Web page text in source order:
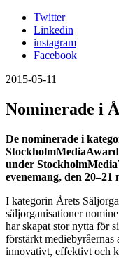
Twitter
Linkedin
instagram
Facebook
2015-05-11
Nominerade i
De nominerade i
under
evenemang, den
I kategorin Årets
säljorganisationer
har skapat stor nytta för
förstärkt mediebyråernas
innovativt, effektivt och